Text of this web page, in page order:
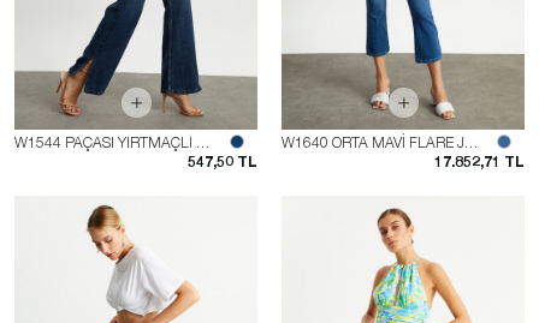
W1544 PAÇASI YIRTMAÇLI WIDE LEG JEAN
547,50 TL
W1640 ORTA MAVİ FLARE JEAN
17.852,71 TL